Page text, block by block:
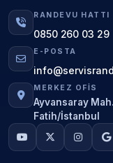
RANDEVU HATTI
0850 260 03 29
E-POSTA
MERKEZ OFIS
Ayvansaray
Fatih/İstanbul